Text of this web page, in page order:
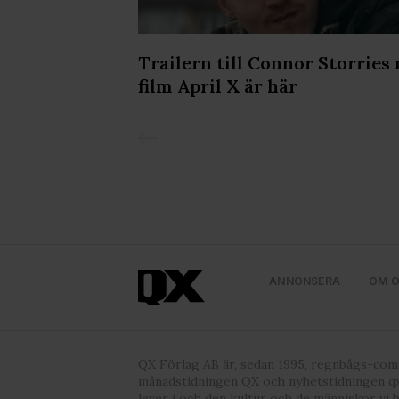
Trailern till Connor Storries
film April X är här
ANNONSERA OM
QX Förlag AB är, sedan 1995, regnbågs-
månadstidningen QX och nyhetstidningen